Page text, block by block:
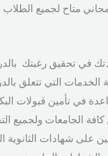
متاح لجميع
في تحقيق رغبتك
الخدمات التي تتعلق
في تأمين قبولات
كافة الجامعات ولجميع
على شهادات الثانوية